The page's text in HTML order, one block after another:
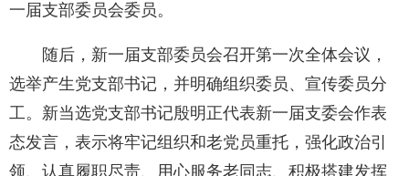
一届支部委员会委员。
随后，新一届支部委员会召开第一次全体会议，
选举产生党支部书记，并明确组织委员、宣传委员分
工。新当选党支部书记殷明正代表新一届支委会作表
态发言，表示将牢记组织和老党员重托，强化政治引
领、认真履职尽责、用心服务老同志、积极搭建发挥